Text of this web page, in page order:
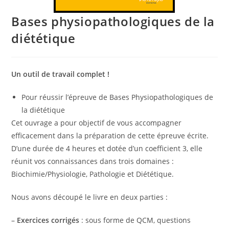
Bases physiopathologiques de la
diététique
Un outil de travail complet !
Pour réussir l’épreuve de Bases Physiopathologiques de
la diététique
Cet ouvrage a pour objectif de vous accompagner
efficacement dans la préparation de cette épreuve écrite.
D’une durée de 4 heures et dotée d’un coefficient 3, elle
réunit vos connaissances dans trois domaines :
Biochimie/Physiologie, Pathologie et Diététique.
Nous avons découpé le livre en deux parties :
– Exercices corrigés : sous forme de QCM, questions